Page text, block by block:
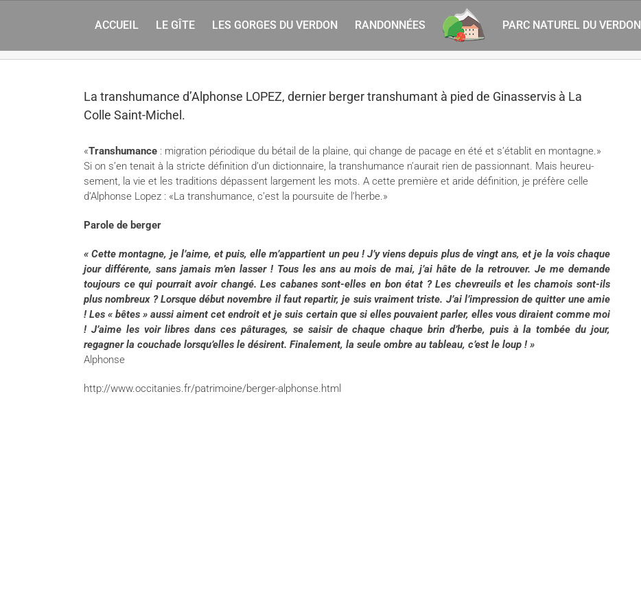
ACCUEIL LE GÎTE LES GORGES DU VERDON RANDONNÉES PARC NATUREL DU VERDON
La transhumance d’Alphonse LOPEZ, dernier berger transhumant à pied de Ginasservis à La
Colle Saint-Michel.
«Transhumance : migration périodique du bétail de la plaine, qui change de pacage en été et s’établit en montagne.»
Si on s’en tenait à la stricte définition d’un dictionnaire, la transhumance n’aurait rien de passionnant. Mais heureu­
sement, la vie et les traditions dépassent largement les mots. A cette première et aride définition, je préfère celle
d’Alphonse Lopez : «La transhumance, c’est la poursuite de l’herbe.»
Parole de berger
« Cette montagne, je l’aime, et puis, elle m’appartient un peu ! J’y viens depuis plus de vingt ans, et je la vois chaque
jour différente, sans jamais m’en lasser ! Tous les ans au mois de mai, j’ai hâte de la retrouver. Je me demande
toujours ce qui pourrait avoir changé. Les cabanes sont-elles en bon état ? Les chevreuils et les chamois sont-ils
plus nombreux ? Lorsque début novembre il faut repartir, je suis vraiment triste. J’ai l’impression de quitter une amie
! Les « bêtes » aussi aiment cet endroit et je suis certain que si elles pouvaient parler, elles vous diraient comme moi
! J’aime les voir libres dans ces pâturages, se saisir de chaque chaque brin d’herbe, puis à la tombée du jour,
regagner la couchade lorsqu’elles le désirent. Finalement, la seule ombre au tableau, c’est le loup ! »
Alphonse
http://www.occitanies.fr/patrimoine/berger-alphonse.html